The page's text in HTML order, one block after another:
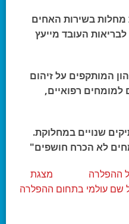
בשירות האחים
העובד מייעץ
המותקפים על זיהום
למומחים רפואיים,
שנויים במחלוקת.
לא הכרח חושפים"
ההפלרה
מצגת
שם עולמי בתחום ההפלרה